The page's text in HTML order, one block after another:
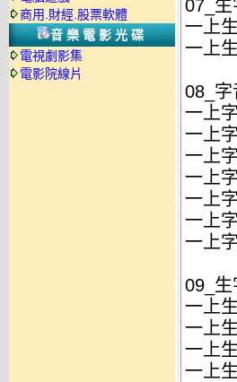
商用.財經.股票軟體
音樂電影光碟
電視劇影集
電影院線片
07_生
一上
一上
08_字
一上
一上
一上
一上
一上
一上
一上
09_
一上
一上
一上
一上